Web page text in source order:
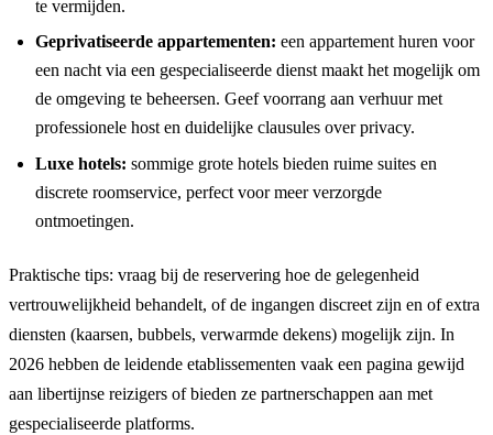
te vermijden.
Geprivatiseerde appartementen: een appartement huren voor
een nacht via een gespecialiseerde dienst maakt het mogelijk om
de omgeving te beheersen. Geef voorrang aan verhuur met
professionele host en duidelijke clausules over privacy.
Luxe hotels: sommige grote hotels bieden ruime suites en
discrete roomservice, perfect voor meer verzorgde
ontmoetingen.
Praktische tips: vraag bij de reservering hoe de gelegenheid
vertrouwelijkheid behandelt, of de ingangen discreet zijn en of extra
diensten (kaarsen, bubbels, verwarmde dekens) mogelijk zijn. In
2026 hebben de leidende etablissementen vaak een pagina gewijd
aan libertijnse reizigers of bieden ze partnerschappen aan met
gespecialiseerde platforms.